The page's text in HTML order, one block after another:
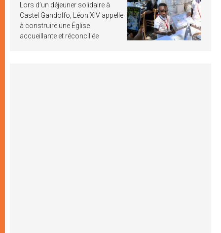
Lors d’un déjeuner solidaire à
Castel Gandolfo, Léon XIV appelle
à construire une Église
accueillante et réconciliée